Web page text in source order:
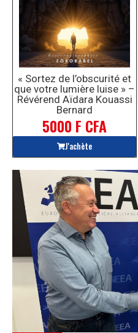
« Sortez de l’obscurité et
que votre lumière luise » –
Révérend Aïdara Kouassi
Bernard
5000 F CFA
J'achète